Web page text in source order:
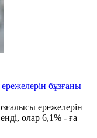
бұзғаны
ережелерін
олар 6,1% - ға